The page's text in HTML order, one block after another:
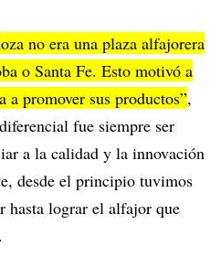
no era una plaza alfajorera
o Santa Fe. Esto motivó a
a promover sus productos”,
fue siempre ser
a la calidad y la innovación
desde el principio tuvimos
hasta lograr el alfajor que